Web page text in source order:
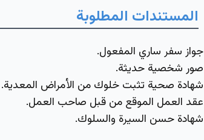
المستندات المطلوبة
جواز سفر ساري المفعول.
صور شخصية حديثة.
شهادة صحية تثبت خلوك من الأمراض المعدية.
عقد العمل الموقع من قبل صاحب العمل.
شهادة حسن السيرة والسلوك.